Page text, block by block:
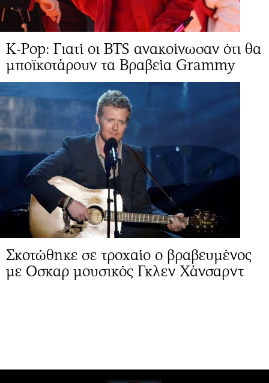
K-Pop: Γιατί οι BTS ανακοίνωσαν ότι θα
μποϊκοτάρουν τα Βραβεία Grammy
Σκοτώθηκε σε τροχαίο ο βραβευμένος
με Οσκαρ μουσικός Γκλεν Χάνσαρντ